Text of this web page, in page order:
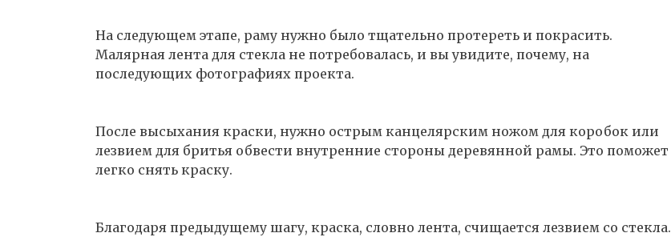
На следующем этапе, раму нужно было тщательно протереть и покрасить.
Малярная лента для стекла не потребовалась, и вы увидите, почему, на
последующих фотографиях проекта.
После высыхания краски, нужно острым канцелярским ножом для коробок или
лезвием для бритья обвести внутренние стороны деревянной рамы. Это поможет
легко снять краску.
Благодаря предыдущему шагу, краска, словно лента, счищается лезвием со стекла.